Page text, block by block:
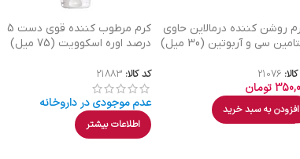
روشن کننده درمالاین حاوی
سی و آربوتین (30 میل)
21076
تومان
افزودن به سبد خرید
كرم مرطوب كننده قوی دست 5
درصد اوره اسکوویت (75 میل)
کد کالا: 21883
عدم موجودی در داروخانه
اطلاعات بیشتر